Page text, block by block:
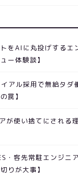
をAIに丸投げするエ
ー体験談】
アル採用で無給タダ
罠】
が使い捨てにされる
・客先常駐エンジニ
りが大事】